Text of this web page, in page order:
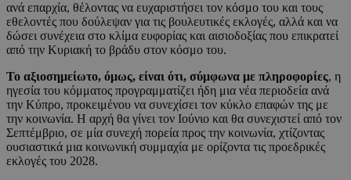
ανά επαρχία, θέλοντας να ευχαριστήσει τον κόσμο του και τους
εθελοντές που δούλεψαν για τις βουλευτικές εκλογές, αλλά και να
δώσει συνέχεια στο κλίμα ευφορίας και αισιοδοξίας που επικρατεί
από την Κυριακή το βράδυ στον κόσμο του.
Το αξιοσημείωτο, όμως, είναι ότι, σύμφωνα με πληροφορίες, η
ηγεσία του κόμματος προγραμματίζει ήδη μια νέα περιοδεία ανά
την Κύπρο, προκειμένου να συνεχίσει τον κύκλο επαφών της με
την κοινωνία. Η αρχή θα γίνει τον Ιούνιο και θα συνεχιστεί από τον
Σεπτέμβριο, σε μία συνεχή πορεία προς την κοινωνία, χτίζοντας
ουσιαστικά μια κοινωνική συμμαχία με ορίζοντα τις προεδρικές
εκλογές του 2028.